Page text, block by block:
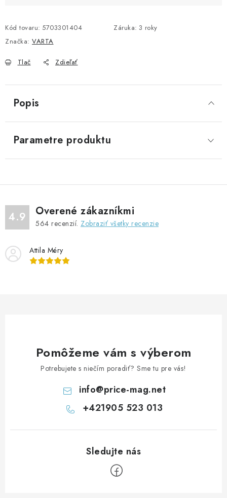
Kód tovaru: 5703301404 Záruka: 3 roky
Značka: VARTA
Tlač Zdieľať
Popis
Parametre produktu
4.9 Overené zákazníkmi
564 recenzií. Zobraziť všetky recenzie
Attila Méry
Pomôžeme vám s výberom
Potrebujete s niečím poradiť? Sme tu pre vás!
info@price-mag.net
+421905 523 013